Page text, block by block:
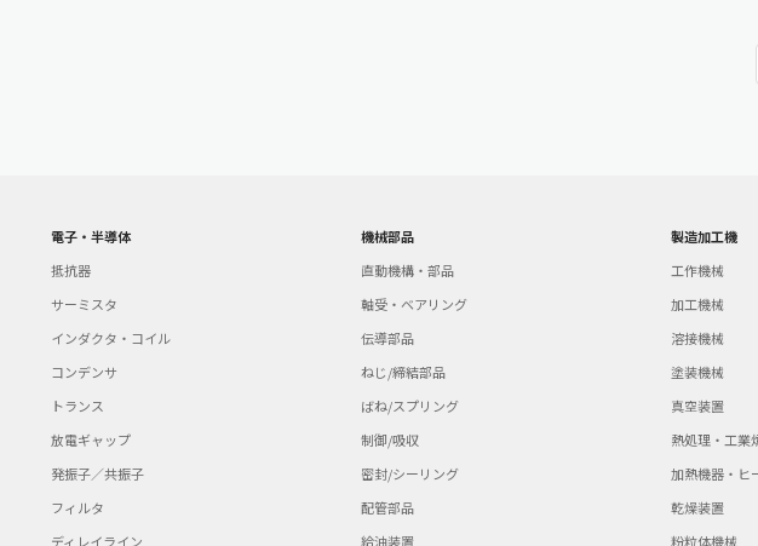
電子・半導体
抵抗器
サーミスタ
インダクタ・コイル
コンデンサ
トランス
放電ギャップ
発振子／共振子
フィルタ
ディレイライン
機械部品
直動機構・部品
軸受・ベアリング
伝導部品
ねじ/締結部品
ばね/スプリング
制御/吸収
密封/シーリング
配管部品
給油装置
製造加工機
工作機械
加工機械
溶接機械
塗装機械
真空装置
熱処理・工業
加熱機器・ヒ
乾燥装置
粉粒体機械